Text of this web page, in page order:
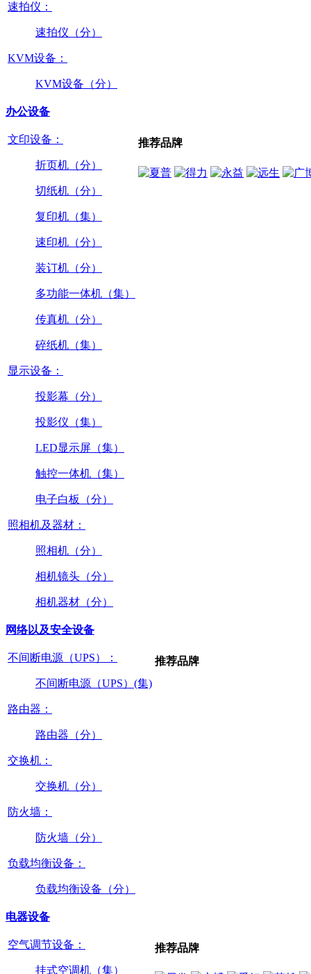
速拍仪：
速拍仪（分）
KVM设备：
KVM设备（分）
办公设备
文印设备：
折页机（分）
切纸机（分）
复印机（集）
速印机（分）
装订机（分）
多功能一体机（集）
传真机（分）
碎纸机（集）
显示设备：
投影幕（分）
投影仪（集）
LED显示屏（集）
触控一体机（集）
电子白板（分）
照相机及器材：
照相机（分）
相机镜头（分）
相机器材（分）
推荐品牌
网络以及安全设备
不间断电源（UPS）：
不间断电源（UPS）(集)
路由器：
路由器（分）
交换机：
交换机（分）
防火墙：
防火墙（分）
负载均衡设备：
负载均衡设备（分）
推荐品牌
电器设备
空气调节设备：
挂式空调机（集）
推荐品牌